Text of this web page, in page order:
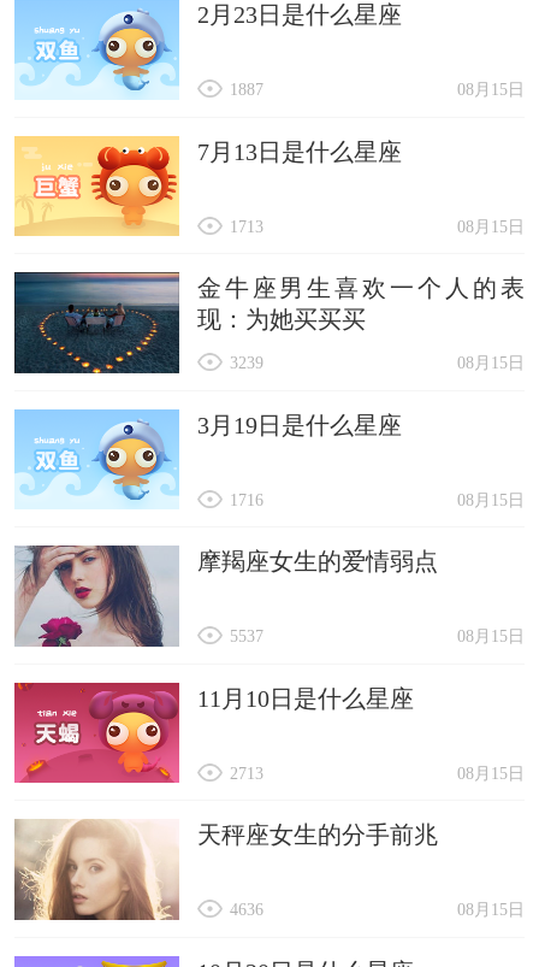
2月23日是什么星座
08月15日
1887
7月13日是什么星座
08月15日
1713
金牛座男生喜欢一个人的表
现：为她买买买
08月15日
3239
3月19日是什么星座
08月15日
1716
摩羯座女生的爱情弱点
08月15日
5537
11月10日是什么星座
08月15日
2713
天秤座女生的分手前兆
08月15日
4636